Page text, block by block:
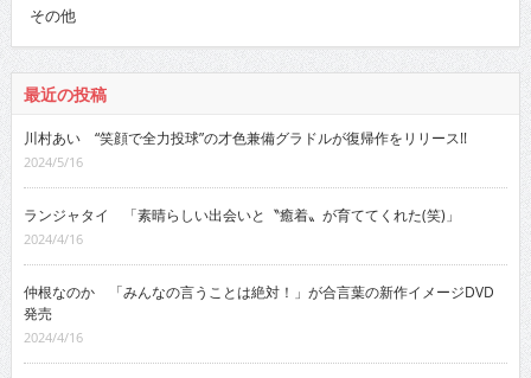
その他
最近の投稿
川村あい “笑顔で全力投球”の才色兼備グラドルが復帰作をリリース!!
2024/5/16
ランジャタイ 「素晴らしい出会いと〝癒着〟が育ててくれた(笑)」
2024/4/16
仲根なのか 「みんなの言うことは絶対！」が合言葉の新作イメージDVD
発売
2024/4/16